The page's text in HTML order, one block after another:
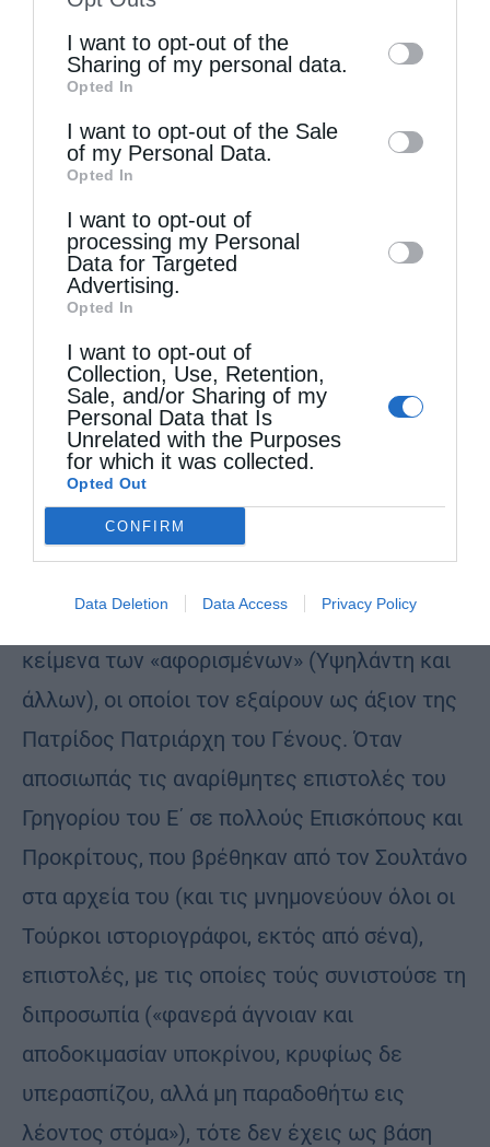
information by third parties on the IAB’s list
of downstream participants. This
information may also be disclosed by us to
third parties on theIAB’s List of
Downstream Participants
disclose it to other third parties.
I want to opt-out of the
Sharing of my personal data.
Opted In
I want to opt-out of the Sale
of my Personal Data.
Opted In
I want to opt-out of
processing my Personal
Data for Targeted
Advertising.
Opted In
I want to opt-out of
Collection, Use, Retention,
Sale, and/or Sharing of my
Personal Data that Is
Unrelated with the Purposes
for which it was collected.
Opted Out
CONFIRM
Data Deletion Data Access Privacy Policy
κατηγορία εναντίον του Πατριάρχη. Εκείνο
που αναδεικνύει, πέρα πάσης αμφιβολίας, το
τεκμηρίωση της κατηγορίας με στοιχεία που
αποσιωπούν την πλήρη συνάφεια και
διαδρομή των συμβάντων και οδηγούν στην
κατασκευή μιας πλασματικής
πραγματικότητας εντελώς ξένης προς την
ιστορική αλήθεια. Όταν εστιάζεις την κριτική
σου αποκλειστικά στο υποκριτικό,
προφανώς, κείμενο του αφορισμού της
Επανάστασης από την Πατριάρχη
αποκρύπτοντας ότι ο Γρηγόριος ο Ε΄ ήταν
μέλος της Φιλικής Εταιρείας. Όταν
παρακάμπτοντας τα ιστορικώς βεβαιωμένα
κείμενα των «αφορισμένων» (Υψηλάντη και
άλλων), οι οποίοι τον εξαίρουν ως άξιον της
Πατρίδος Πατριάρχη του Γένους. Όταν
αποσιωπάς τις αναρίθμητες επιστολές του
Γρηγορίου του Ε΄ σε πολλούς Επισκόπους και
Προκρίτους, που βρέθηκαν από τον Σουλτάνο
στα αρχεία του (και τις μνημονεύουν όλοι οι
Τούρκοι ιστοριογράφοι, εκτός από σένα),
επιστολές, με τις οποίες τούς συνιστούσε τη
διπροσωπία («φανερά άγνοιαν και
αποδοκιμασίαν υποκρίνου, κρυφίως δε
υπερασπίζου, αλλά μη παραδοθήτω εις
λέοντος στόμα»), τότε δεν έχεις ως βάση